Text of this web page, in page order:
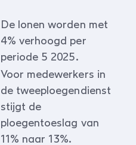
De lonen worden met
4% verhoogd per
periode 5 2025.
Voor medewerkers in
de tweeploegendienst
stijgt de
ploegentoeslag van
11% naar 13%.